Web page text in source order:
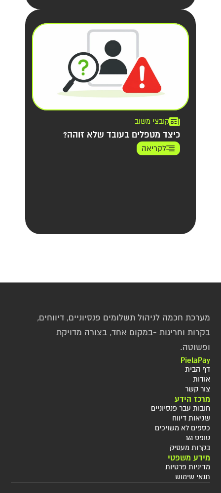
קובצי משוב
כיצד מטפלים בעובד שלא זוהה?
לקריאה
ופשוטה.
מידע משפטי
מדיניות פרטיות
תנאי שימוש
מרכז הידע
חובות עבר פנסיוניים
שגיאות דיווח
כספים לא משויכים
טופס 161
בקרות מעסיק
PielaPay
דף הבית
אודות
צור קשר